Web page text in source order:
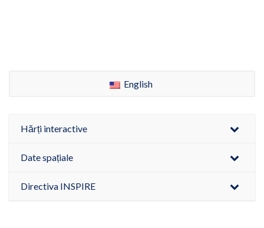
English
Hărți interactive
Date spațiale
Directiva INSPIRE